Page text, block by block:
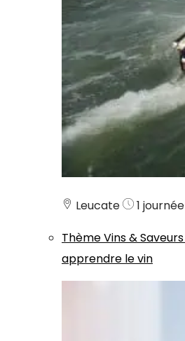
Leucate
1 journée
ThèmeVins & Saveurs
apprendre le vin